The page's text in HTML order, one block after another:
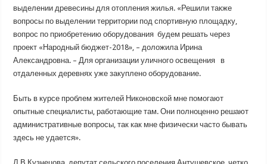
выделении древесины для отопления жилья. «Решили также
вопросы по выделении территории под спортивную площадку,
вопрос по приобретению оборудования будем решать через
проект «Народный бюджет-2018», – доложила Ирина
Александровна. – Для организации уличного освещения в
отдаленных деревнях уже закуплено оборудование.
Быть в курсе проблем жителей Никоновской мне помогают
опытные специалисты, работающие там. Они полноценно решают
административные вопросы, так как мне физически часто бывать
здесь не удается».